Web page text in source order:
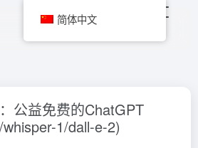
公益免费的ChatGPT
1/dall-e-2)
简体中文